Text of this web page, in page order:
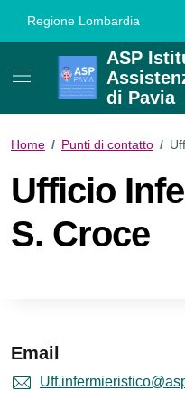
Regione Lombardia
ASP
di Pavia
Home / Punti di contatto /
Ufficio
S. Croce
Email